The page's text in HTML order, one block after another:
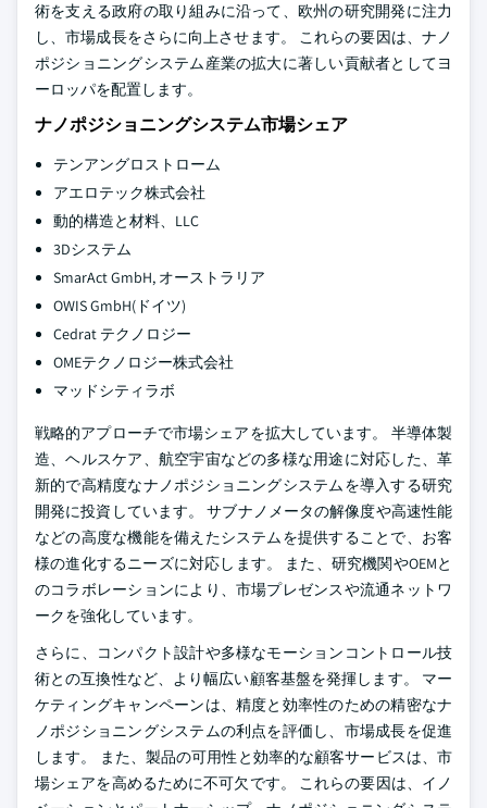
術を支える政府の取り組みに沿って、欧州の研究開発に注力
し、市場成長をさらに向上させます。 これらの要因は、ナノ
ポジショニングシステム産業の拡大に著しい貢献者としてヨ
ーロッパを配置します。
ナノポジショニングシステム市場シェア
テンアングロストローム
アエロテック株式会社
動的構造と材料、LLC
3Dシステム
SmarAct GmbH, オーストラリア
OWIS GmbH(ドイツ)
Cedrat テクノロジー
OMEテクノロジー株式会社
マッドシティラボ
戦略的アプローチで市場シェアを拡大しています。 半導体製
造、ヘルスケア、航空宇宙などの多様な用途に対応した、革
新的で高精度なナノポジショニングシステムを導入する研究
開発に投資しています。 サブナノメータの解像度や高速性能
などの高度な機能を備えたシステムを提供することで、お客
様の進化するニーズに対応します。 また、研究機関やOEMと
のコラボレーションにより、市場プレゼンスや流通ネットワ
ークを強化しています。
さらに、コンパクト設計や多様なモーションコントロール技
術との互換性など、より幅広い顧客基盤を発揮します。 マー
ケティングキャンペーンは、精度と効率性のための精密なナ
ノポジショニングシステムの利点を評価し、市場成長を促進
します。 また、製品の可用性と効率的な顧客サービスは、市
場シェアを高めるために不可欠です。 これらの要因は、イノ